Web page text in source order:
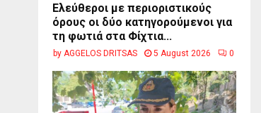
Ελεύθεροι με περιοριστικούς
όρους οι δύο κατηγορούμενοι για
τη φωτιά στα Φίχτια...
by AGGELOS DRITSAS 5 August 2026 0